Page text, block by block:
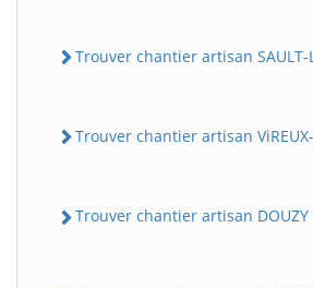
Trouver chantier artisan SAULT-
Trouver chantier artisan ViREUX-
Trouver chantier artisan DOUZY